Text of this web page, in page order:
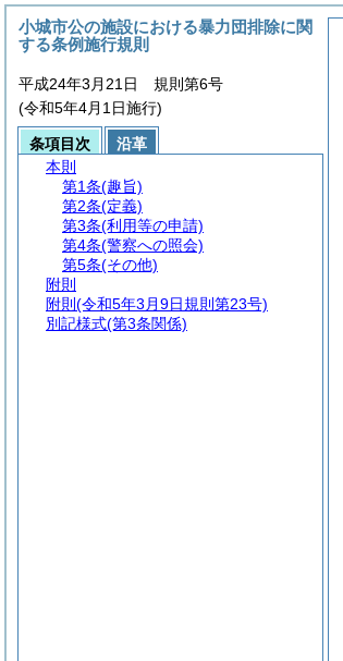
小城市公の施設における暴力団排除に関
する条例施行規則
平成24年3月21日 規則第6号
(令和5年4月1日施行)
条項目次
沿革
本則
第1条(趣旨)
第2条(定義)
第3条(利用等の申請)
第4条(警察への照会)
第5条(その他)
附則
附則 (令和5年3月9日規則第23号)
別記様式(第3条関係)